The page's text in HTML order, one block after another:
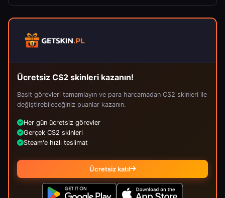
Ücretsiz CS2 skinleri kazanın!
Basit görevleri tamamlayın ve para harcamadan CS2 skinleri ile
değiştirebileceğiniz puanlar kazanın.
Her gün ücretsiz görevler
Gerçek CS2 skinleri
Steam'e hızlı teslimat
Ücretsiz katıl